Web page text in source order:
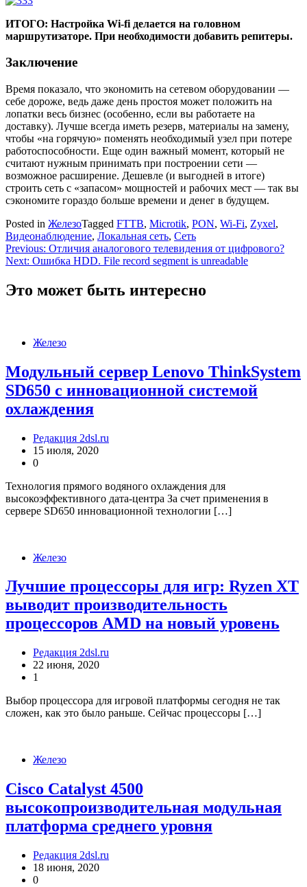
ИТОГО: Настройка Wi-fi делается на головном
маршрутизаторе. При необходимости добавить репитеры.
Заключение
Время показало, что экономить на сетевом оборудовании —
себе дороже, ведь даже день простоя может положить на
лопатки весь бизнес (особенно, если вы работаете на
доставку). Лучше всегда иметь резерв, материалы на замену,
чтобы «на горячую» поменять необходимый узел при потере
работоспособности. Еще один важный момент, который не
считают нужным принимать при построении сети —
возможное расширение. Дешевле (и выгодней в итоге)
строить сеть с «запасом» мощностей и рабочих мест — так вы
сэкономите гораздо больше времени и денег в будущем.
Posted in ЖелезоTagged FTTB, Microtik, PON, Wi-Fi, Zyxel,
Видеонаблюдение, Локальная сеть, Сеть
Навигация
по
записям
Previous: Отличия аналогового телевидения от цифрового?
Next: Ошибка HDD. File record segment is unreadable
Это может быть интересно
Железо
Модульный сервер Lenovo ThinkSystem
SD650 с инновационной системой
охлаждения
Редакция 2dsl.ru
15 июля, 2020
0
Технология прямого водяного охлаждения для
высокоэффективного дата-центра За счет применения в
сервере SD650 инновационной технологии […]
Железо
Лучшие процессоры для игр: Ryzen XT
выводит производительность
процессоров AMD на новый уровень
Редакция 2dsl.ru
22 июня, 2020
1
Выбор процессора для игровой платформы сегодня не так
сложен, как это было раньше. Сейчас процессоры […]
Железо
Cisco Catalyst 4500
высокопроизводительная модульная
платформа среднего уровня
Редакция 2dsl.ru
18 июня, 2020
0